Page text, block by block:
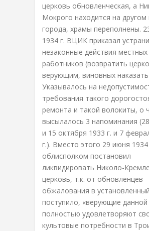
церковь обновленческая, а
Мокрого находится на другом
города, храмы переполнены.
1934 г. ВЦИК приказал
незаконные действия местных
работников (возвратить
верующим, виновных
Указывалось на
требования такого
ремонта и такой волокиты, о
высылалось 3 напоминания
и 15 октября 1933 г. и 7
г.). Вместо этого 29 июня 1934
облисполком постановил
ликвидировать Николо-
церковь, т.к. от обновленцев
обжалования в
поступило, «верующие
полностью удовлетворяют
культовые потребности в